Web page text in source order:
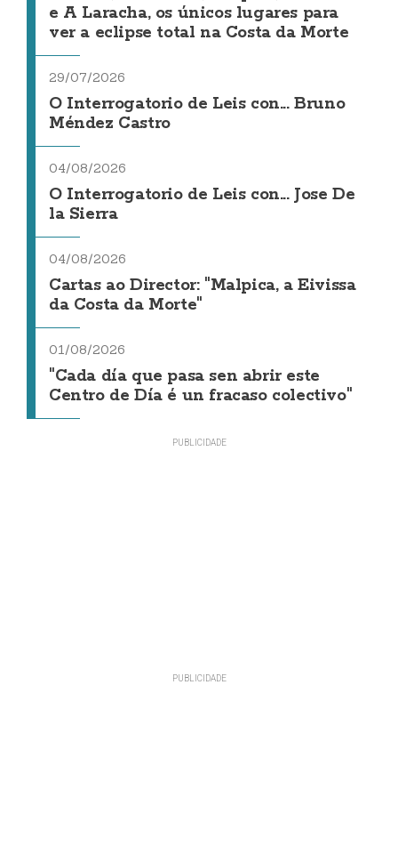
e A Laracha, os únicos lugares para
ver a eclipse total na Costa da Morte
29/07/2026
O Interrogatorio de Leis con... Bruno
Méndez Castro
04/08/2026
O Interrogatorio de Leis con... Jose De
la Sierra
04/08/2026
Cartas ao Director: "Malpica, a Eivissa
da Costa da Morte"
01/08/2026
"Cada día que pasa sen abrir este
Centro de Día é un fracaso colectivo"